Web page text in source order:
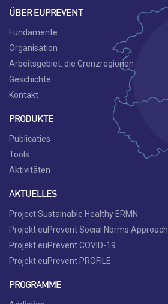
ÜBER EUPREVENT
Fundamente
Organisation
Arbeitsgebiet: die Grenzregionen
Geschichte
Kontakt
PRODUKTE
Publicaties
Tools
Aktivitäten
AKTUELLES
Project Sustainable Healthy ERMN
Projekt euPrevent Social Norms Approach
Projekt euPrevent COVID-19
Projekt euPrevent PROFILE
PROGRAMME